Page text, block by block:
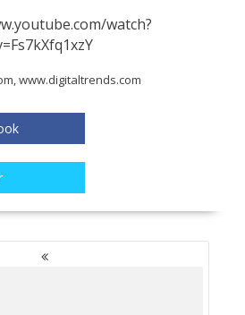
watch?
,www.digitaltrends.com